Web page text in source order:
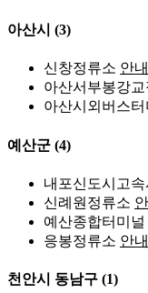
아산시 (3)
신창정류소 안내
아산서부봉강
아산시외버스터
예산군 (4)
내포신도시고
신례원정류소
예산종합터미널
응봉정류소 안내
천안시 동남구 (1)